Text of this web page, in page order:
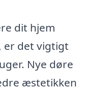
dit hjem
er det vigtigt
Nye døre
æstetikken